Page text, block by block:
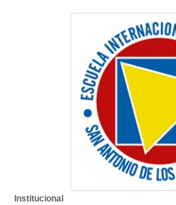
Institucional